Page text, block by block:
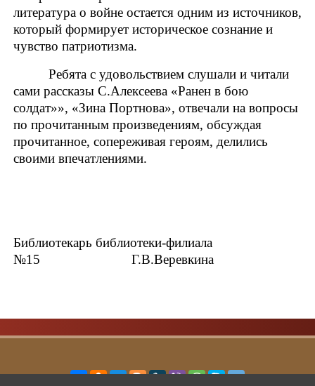
литература о войне остается одним из источников,
который формирует историческое сознание и
чувство патриотизма.
Ребята с удовольствием слушали и читали
сами рассказы С.Алексеева «Ранен в бою
солдат»», «Зина Портнова», отвечали на вопросы
по прочитанным произведениям, обсуждая
прочитанное, сопереживая героям, делились
своими впечатлениями.
Библиотекарь библиотеки-филиала
№15 Г.В.Веревкина